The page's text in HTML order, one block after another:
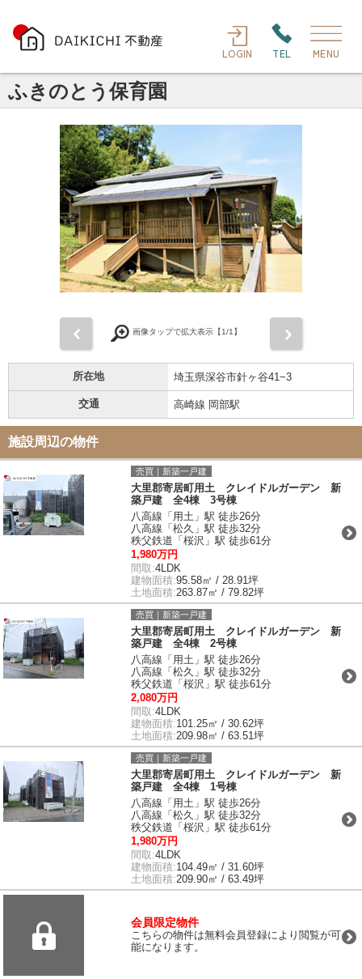
LOGIN TEL MENU
ふきのとう保育園
画像タップで拡大表示【1/1】
所在地 埼玉県深谷市針ヶ谷41−3
交通 高崎線 岡部駅
施設周辺の物件
売買｜新築一戸建
大里郡寄居町用土 クレイドルガーデン 新
築戸建 全4棟 3号棟
八高線「用土」駅 徒歩26分
八高線「松久」駅 徒歩32分
秩父鉄道「桜沢」駅 徒歩61分
1,980万円
間取:4LDK
建物面積:95.58㎡ / 28.91坪
土地面積:263.87㎡ / 79.82坪
売買｜新築一戸建
大里郡寄居町用土 クレイドルガーデン 新
築戸建 全4棟 2号棟
八高線「用土」駅 徒歩26分
八高線「松久」駅 徒歩32分
秩父鉄道「桜沢」駅 徒歩61分
2,080万円
間取:4LDK
建物面積:101.25㎡ / 30.62坪
土地面積:209.98㎡ / 63.51坪
売買｜新築一戸建
大里郡寄居町用土 クレイドルガーデン 新
築戸建 全4棟 1号棟
八高線「用土」駅 徒歩26分
八高線「松久」駅 徒歩32分
秩父鉄道「桜沢」駅 徒歩61分
1,980万円
間取:4LDK
建物面積:104.49㎡ / 31.60坪
土地面積:209.90㎡ / 63.49坪
会員限定物件
こちらの物件は無料会員登録により閲覧が可
能になります。